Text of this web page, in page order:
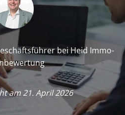
bei Heid Im­mo­
am 21. April 2026